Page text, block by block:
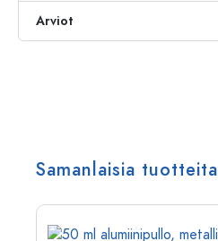
Arviot
Samanlaisia tuotteita